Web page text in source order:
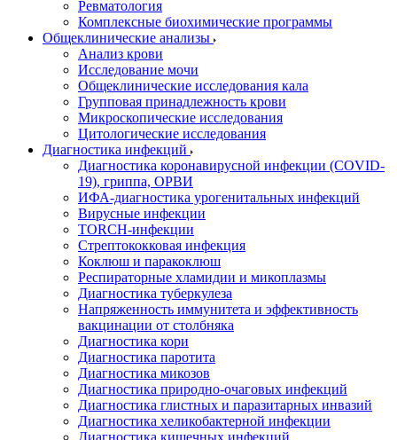
Ревматология
Комплексные биохимические программы
Общеклинические анализы
Анализ крови
Исследование мочи
Общеклинические исследования кала
Групповая принадлежность крови
Микроскопические исследования
Цитологические исследования
Диагностика инфекций
Диагностика коронавирусной инфекции (COVID-
19), гриппа, ОРВИ
ИФА-диагностика урогенитальных инфекций
Вирусные инфекции
TORCH-инфекции
Стрептококковая инфекция
Коклюш и паракоклюш
Респираторные хламидии и микоплазмы
Диагностика туберкулеза
Напряженность иммунитета и эффективность
вакцинации от столбняка
Диагностика кори
Диагностика паротита
Диагностика микозов
Диагностика природно-очаговых инфекций
Диагностика глистных и паразитарных инвазий
Диагностика хеликобактерной инфекции
Диагностика кишечных инфекций